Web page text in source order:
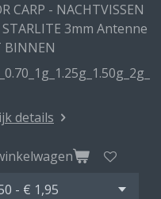
CARP - NACHTVISSEN
STARLITE 3mm Antenne
BINNEN
details